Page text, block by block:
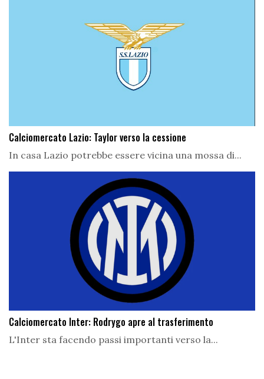
Calciomercato Lazio: Taylor verso la cessione
In casa Lazio potrebbe essere vicina una mossa di...
Calciomercato Inter: Rodrygo apre al trasferimento
L'Inter sta facendo passi importanti verso la...